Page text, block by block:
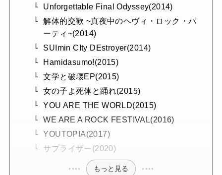
Unforgettable Final Odyssey(2014)
解体的交歓 ~真夜中のヘヴィ・ロック・パ
ーティ~(2014)
SUImin CIty DEstroyer(2014)
Hamidasumo!(2015)
文学と破壊EP(2015)
女の子よ死体と踊れ(2015)
YOU ARE THE WORLD(2015)
WE ARE A ROCK FESTIVAL(2016)
YOUTOPIA(2017)
サプライザー(2020)
もっと見る